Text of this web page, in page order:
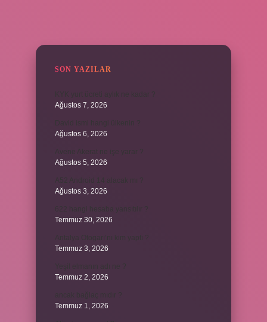
SON YAZILAR
Ağustos 7, 2026
Ağustos 6, 2026
Ağustos 5, 2026
Ağustos 3, 2026
Temmuz 30, 2026
Temmuz 3, 2026
Temmuz 2, 2026
Temmuz 1, 2026